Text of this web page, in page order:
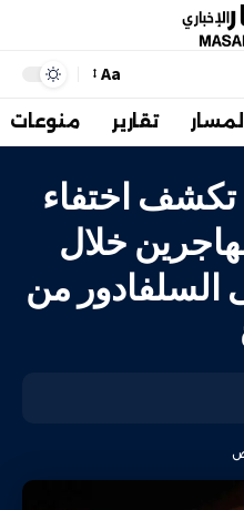
Aa
المسار تقارير منوعات
اختفاء
خلال
السلفادور من